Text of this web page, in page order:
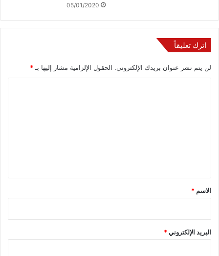
05/01/2020
اترك تعليقاً
لن يتم نشر عنوان بريدك الإلكتروني. الحقول الإلزامية مشار إليها بـ *
*
الاسم *
البريد الإلكتروني*